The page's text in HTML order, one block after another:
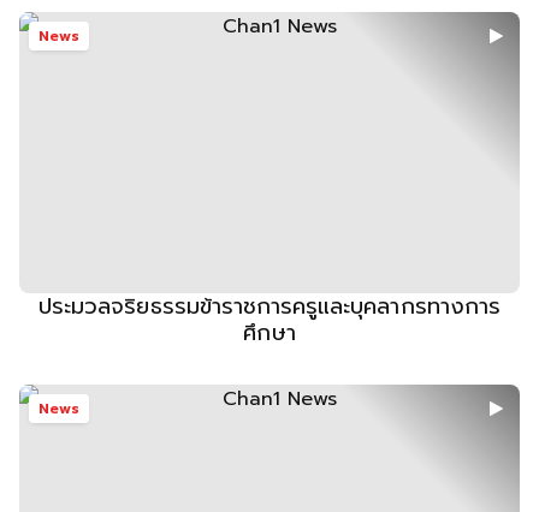
News
ประมวลจริยธรรมข้าราชการครูและบุคลากรทางการ
ศึกษา
News